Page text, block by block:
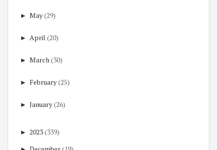
► May(29)
► April (20)
► March(30)
► February(25)
► January(26)
► 2023(339)